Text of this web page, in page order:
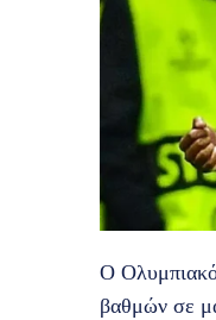
Ο
βαθμών σε